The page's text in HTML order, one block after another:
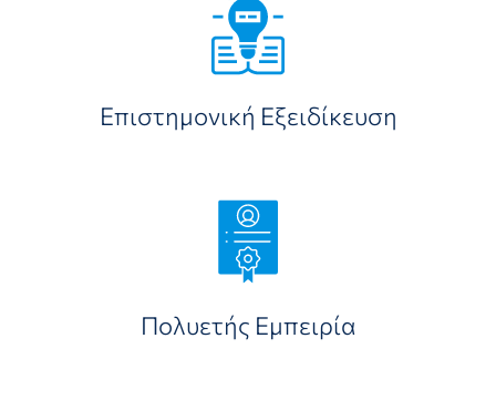
Επιστημονική Εξειδίκευση
Πολυετής Εμπειρία